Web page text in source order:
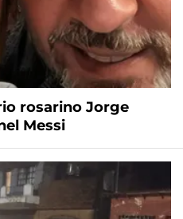
rosarino Jorge
Messi